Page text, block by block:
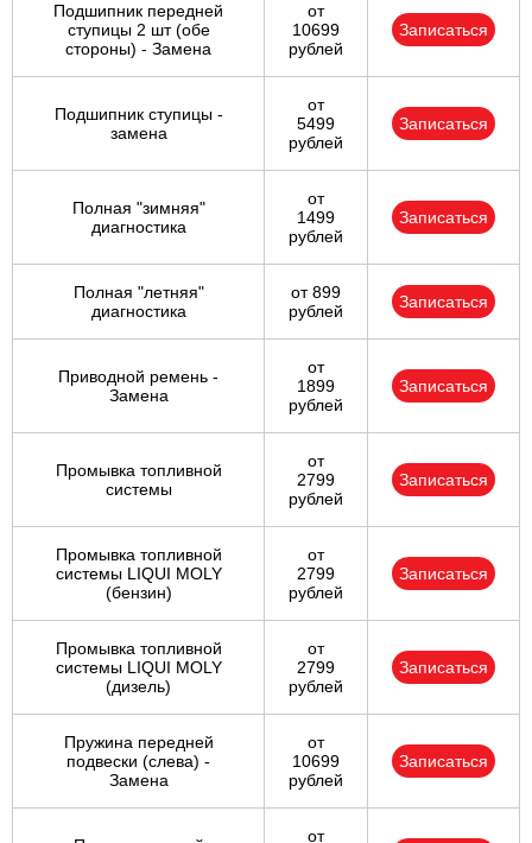
Подшипник передней
ступицы 2 шт (обе
стороны) - Замена
от
10699
рублей
Записаться
Подшипник ступицы -
замена
от
5499
рублей
Записаться
Полная "зимняя"
диагностика
от
1499
рублей
Записаться
Полная "летняя"
диагностика
от 899
рублей
Записаться
Приводной ремень -
Замена
от
1899
рублей
Записаться
Промывка топливной
системы
от
2799
рублей
Записаться
Промывка топливной
системы LIQUI MOLY
(бензин)
от
2799
рублей
Записаться
Промывка топливной
системы LIQUI MOLY
(дизель)
от
2799
рублей
Записаться
Пружина передней
подвески (слева) -
Замена
от
10699
рублей
Записаться
от